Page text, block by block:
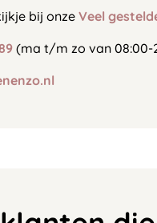
bij onzeVeel
(ma t/m zo van 08:00-